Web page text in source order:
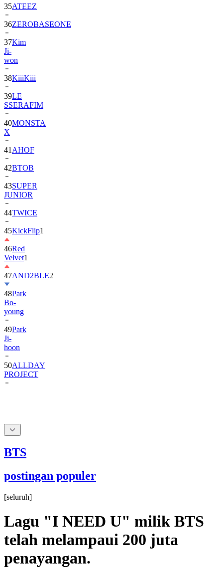
35ATEEZ
36ZEROBASEONE
37Kim
Ji-
won
38KiiiKiii
39LE
SSERAFIM
40MONSTA
X
41 AHOF
42BTOB
43SUPER
JUNIOR
44TWICE
45KickFlip1
46Red
Velvet1
47AND2BLE2
48Park
Bo-
young
49Park
Ji-
hoon
50ALLDAY
PROJECT
BTS
postingan populer
[seluruh]
Lagu "I NEED U" milik BTS
telah melampaui 200 juta
penayangan.